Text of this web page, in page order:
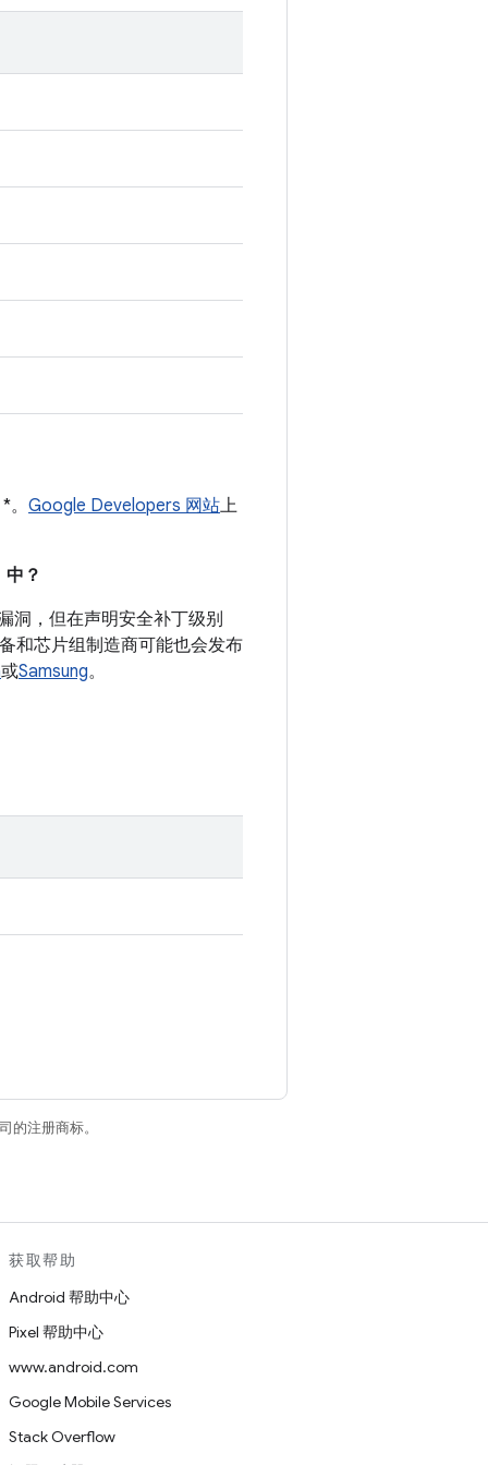
Google Developers 网站上
？
洞，但在声明安全补丁级别
和芯片组制造商可能也会发布
或Samsung。
的注册商标。
获取帮助
Android 帮助中心
Pixel 帮助中心
www.android.com
Google Mobile Services
Stack Overflow